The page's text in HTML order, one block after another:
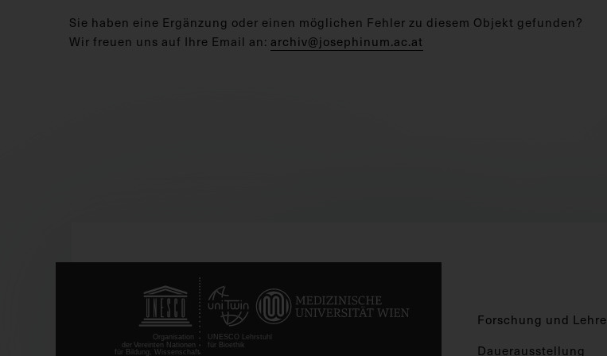
Sie haben eine Ergänzung oder einen möglichen Fehler zu diesem Objekt gefunden?
Wir freuen uns auf Ihre Email an: archiv@josephinum.ac.at
Forschung und Lehre
Dauerausstellung